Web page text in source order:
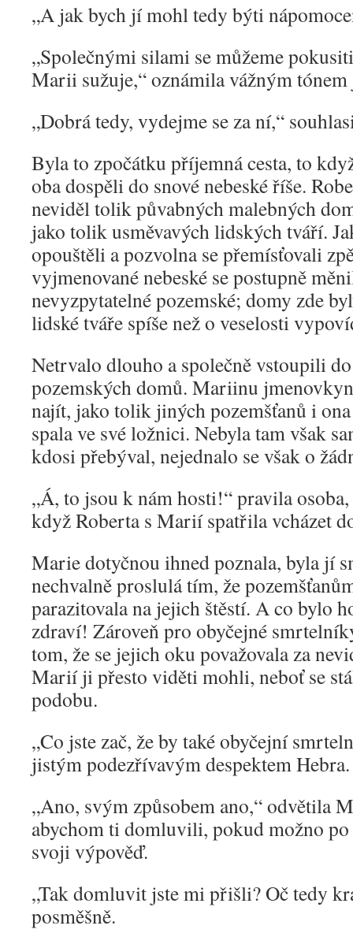
„A jak bych jí mohl tedy býti
„Společnými silami se můžeme
Marii sužuje,“ oznámila vážným
„Dobrá tedy, vydejme se za ní,“
Byla to zpočátku příjemná cesta, to
oba dospěli do snové nebeské říše.
neviděl tolik půvabných malebných
jako tolik usměvavých lidských tváří.
opouštěli a pozvolna se přemísťovali
vyjmenované nebeské se postupně
nevyzpytatelné pozemské; domy zde
lidské tváře spíše než o veselosti
Netrvalo dlouho a společně vstoupili
pozemských domů. Mariinu
najít, jako tolik jiných pozemšťanů i
spala ve své ložnici. Nebyla tam však
kdosi přebýval, nejednalo se však o
„Á, to jsou k nám hosti!“ pravila
když Roberta s Marií spatřila vcházet
Marie dotyčnou ihned poznala, byla jí
nechvalně proslulá tím, že
parazitovala na jejich štěstí. A co bylo
zdraví! Zároveň pro obyčejné
tom, že se jejich oku považovala za
Marií ji přesto viděti mohli, neboť se
podobu.
„Co jste zač, že by také obyčejní
jistým podezřívavým despektem Hebra.
„Ano, svým způsobem ano,“ odvětila
abychom ti domluvili, pokud možno
svoji výpověď.
„Tak domluvit jste mi přišli? Oč tedy
posměšně.